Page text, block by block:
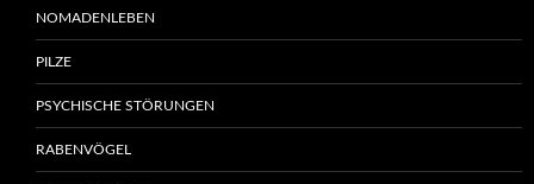
NOMADENLEBEN
PILZE
PSYCHISCHE STÖRUNGEN
RABENVÖGEL